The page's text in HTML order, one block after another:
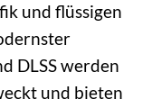
und flüssigen
DLSS werden
und bieten